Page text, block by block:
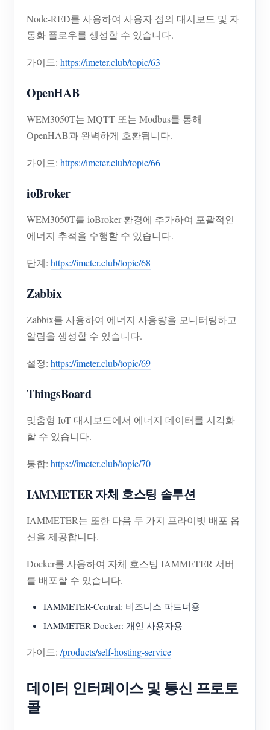
Node-RED를 사용하여 사용자 정의 대시보드 및 자
동화 플로우를 생성할 수 있습니다.
가이드: https://imeter.club/topic/63
OpenHAB
WEM3050T는 MQTT 또는 Modbus를 통해
OpenHAB과 완벽하게 호환됩니다.
가이드: https://imeter.club/topic/66
ioBroker
WEM3050T를 ioBroker 환경에 추가하여 포괄적인
에너지 추적을 수행할 수 있습니다.
단계: https://imeter.club/topic/68
Zabbix
Zabbix를 사용하여 에너지 사용량을 모니터링하고
알림을 생성할 수 있습니다.
설정: https://imeter.club/topic/69
ThingsBoard
맞춤형 IoT 대시보드에서 에너지 데이터를 시각화
할 수 있습니다.
통합: https://imeter.club/topic/70
IAMMETER 자체 호스팅 솔루션
IAMMETER는 또한 다음 두 가지 프라이빗 배포 옵
션을 제공합니다.
Docker를 사용하여 자체 호스팅 IAMMETER 서버
를 배포할 수 있습니다.
IAMMETER-Central: 비즈니스 파트너용
IAMMETER-Docker: 개인 사용자용
가이드: /products/self-hosting-service
데이터 인터페이스 및 통신 프로토
콜